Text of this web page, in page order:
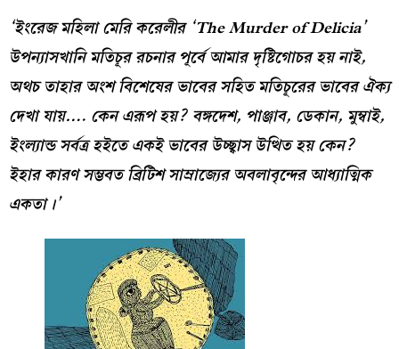
‘ইংরেজ মহিলা মেরি করেলীর ‘The Murder of Delicia’
উপন্যাসখানি মতিচূর রচনার পূর্বেআমার দৃষ্টিগোচর হয় নাই,
অথচ তাহার অংশ বিশেষের ভাবের সহিত মতিচূরের ভাবের ঐক্য
দেখা যায়…. কেন এরূপ হয়? বঙ্গদেশ, পাঞ্জাব, ডেকান, মুম্বাই,
ইংল্যান্ড সর্বত্র হইতে একই ভাবের উচ্ছ্বাস উত্থিত হয় কেন?
ইহার কারণ সম্ভবত ব্রিটিশ সাম্রাজ্যের অবলাবৃন্দের আধ্যাত্মিক
একতা।’